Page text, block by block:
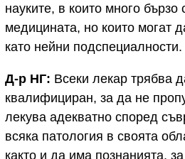
науките, в които много бързо
медицината, но които могат
като нейни подспециалности.
Д-р НГ: Всеки лекар трябва
квалифициран, за да не
лекува адекватно според
всяка патология в своята
както и да има познанията,